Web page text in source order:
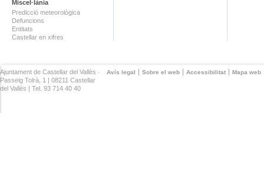
Miscel·lània
Predicció meteorològica
Defuncions
Entitats
Castellar en xifres
Avís legal Sobre el web Accessibilitat Mapa web
Ajuntament de Castellar del Vallès ·
Passeig Tolrà, 1 | 08211 Castellar
del Vallès | Tel. 93 714 40 40